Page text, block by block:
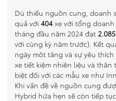
VR Showroom
So sánh xe
Dự toán chi phí
Dù thiếu nguồn cung, doanh
quả với 404 xe với tổng
tháng đầu năm 2024 đạt 2.085
với cùng kỳ năm trước). Kết
ngày môt tăng và sự yêu
xe tiết kiệm nhiên liệu và
biệt đối với các mẫu xe như
Khi vấn đề về nguồn cung
Hybrid hứa hẹn sẽ còn tiếp